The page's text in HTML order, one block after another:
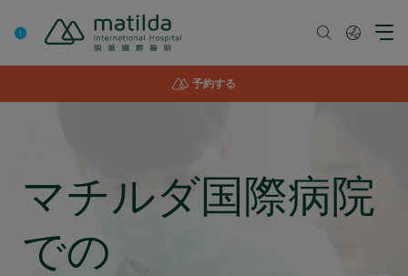
予約する
マチルダ国際病院
での